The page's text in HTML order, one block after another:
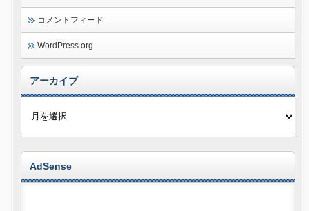
コメントフィード
WordPress.org
アーカイブ
AdSense